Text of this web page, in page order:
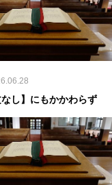
なし】にもかかわらず